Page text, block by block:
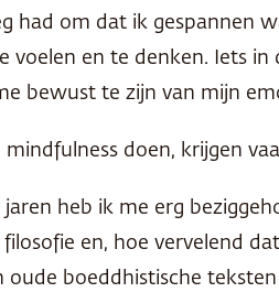
had om dat ik gespannen
voelen en te denken. Iets
bewust te zijn van mijn
mindfulness doen, krijgen
jaren heb ik me erg
en, hoe vervelend
oude boeddhistische